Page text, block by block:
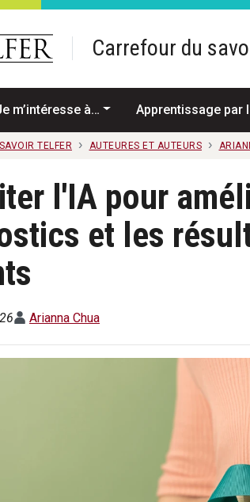
Carrefour du
m’intéresse à… Apprentissage par
TELFER AUTEURES ET AUTEURS
l'IA pour
et les
Arianna Chua